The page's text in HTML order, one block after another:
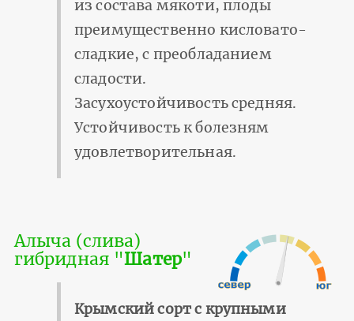
из состава мякоти, плоды
преимущественно кисловато-
сладкие, с преобладанием
сладости.
Засухоустойчивость средняя.
Устойчивость к болезням
удовлетворительная.
Алыча (слива)
гибридная "Шатер"
Крымский сорт с крупными